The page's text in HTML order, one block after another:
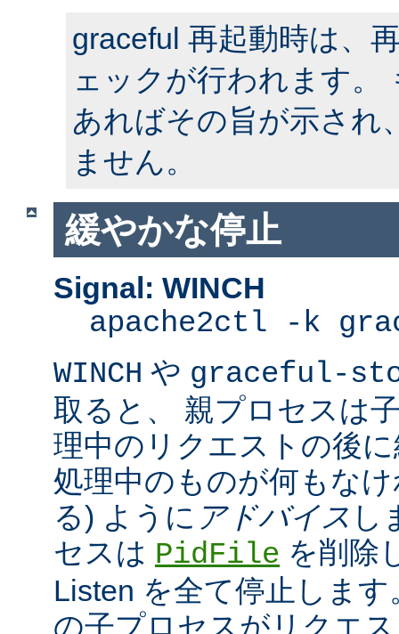
graceful 再起動時は、
ェックが行われます。
あればその旨が示され
ません。
緩やかな停止
Signal: WINCH
apache2ctl -k
WINCH や graceful-
取ると、 親プロセスは
理中のリクエストの後
処理中のものが何もな
る) ように アドバイス し
セスは PidFile を削除
Listen を全て停止しま
の子プロセスがリクエ